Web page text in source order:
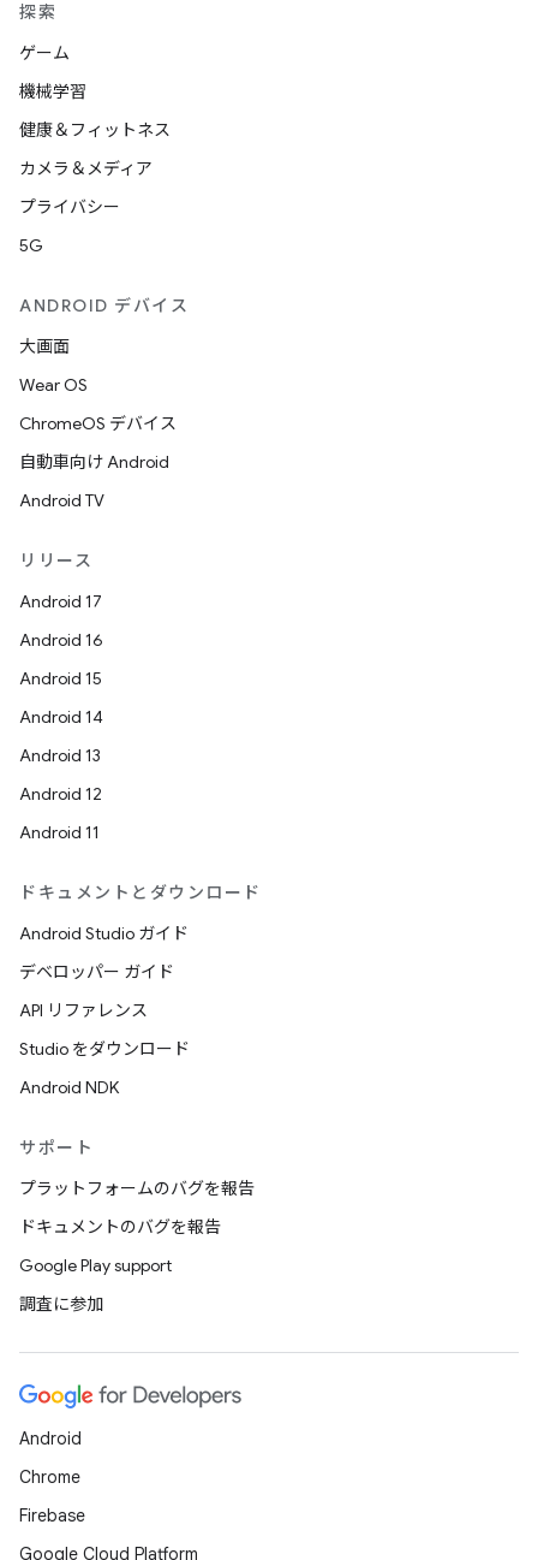
探索
ゲーム
機械学習
健康＆フィットネス
カメラ＆メディア
プライバシー
5G
ANDROID デバイス
大画面
Wear OS
ChromeOS デバイス
自動車向け Android
Android TV
リリース
Android 17
Android 16
Android 15
Android 14
Android 13
Android 12
Android 11
ドキュメントとダウンロード
Android Studio ガイド
デベロッパー ガイド
API リファレンス
Studio をダウンロード
Android NDK
サポート
プラットフォームのバグを報告
ドキュメントのバグを報告
Google Play support
調査に参加
Android
Chrome
Firebase
Google Cloud Platform